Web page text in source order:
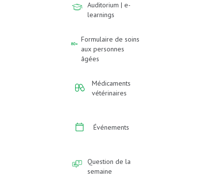
Auditorium | e-
learnings
Formulaire de soins
aux personnes
âgées
Médicaments
vétérinaires
Événements
Question de la
semaine